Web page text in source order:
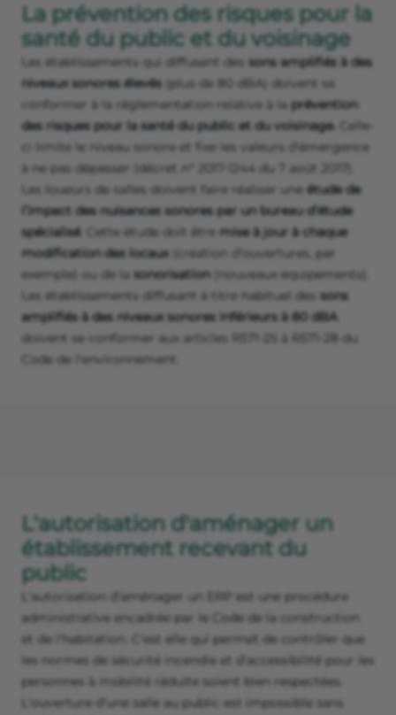
La prévention des risques pour la
santé du public et du voisinage
Les établissements qui diffusent des sons amplifiés à des
niveaux sonores élevés (plus de 80 dBA) doivent se
conformer à la réglementation relative à la prévention
des risques pour la santé du public et du voisinage.
Celle-
ci limite le niveau sonore et fixe les valeurs d’émergence
à ne pas dépasser (décret n° 2017-1244 du 7 août 2017).
Les loueurs de salles doivent faire réaliser une étude de
l’impact des nuisances sonores par un bureau d’étude
spécialisé. Cette étude doit être mise à jour à chaque
modification des locaux (création d’ouvertures, par
exemple) ou de la sonorisation (nouveaux équipements).
Les établissements diffusant à titre habituel des sons
amplifiés à des niveaux sonores inférieurs à 80 dBA
doivent se conformer aux articles R571-25 à R571-28 du
Code de l'environnement.
L'autorisation d'aménager un
établissement recevant du
public
L'autorisation d'aménager un ERP est une procédure
administrative encadrée par le Code de la construction
et de l'habitation. C'est elle qui permet de contrôler que
les normes de sécurité incendie et d'accessibilité pour les
personnes à mobilité réduite soient bien respectées.
L'ouverture d'une salle au public est impossible sans